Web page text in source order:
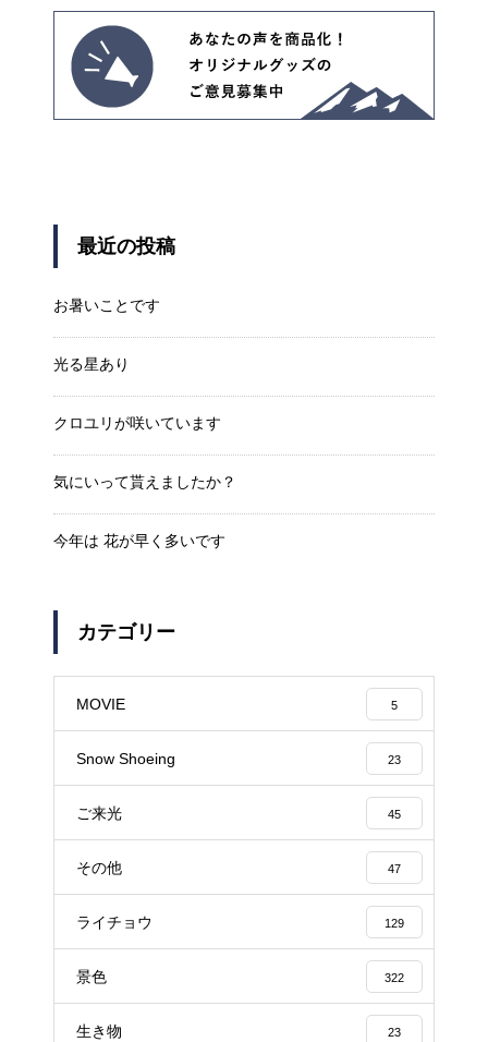
最近の投稿
お暑いことです
光る星あり
クロユリが咲いています
気にいって貰えましたか？
今年は 花が早く多いです
カテゴリー
MOVIE 5
Snow Shoeing 23
ご来光 45
その他 47
ライチョウ 129
景色 322
生き物 23